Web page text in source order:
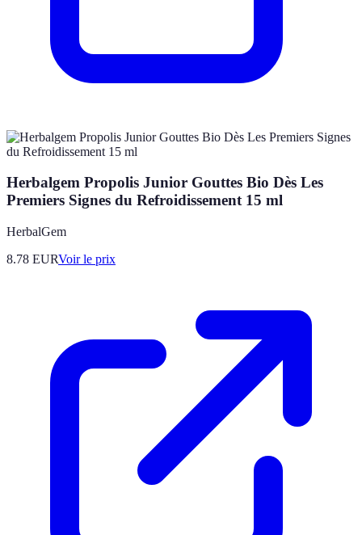
Herbalgem Propolis Junior Gouttes Bio Dès Les
Premiers Signes du Refroidissement 15 ml
HerbalGem
8.78 EURVoir le prix